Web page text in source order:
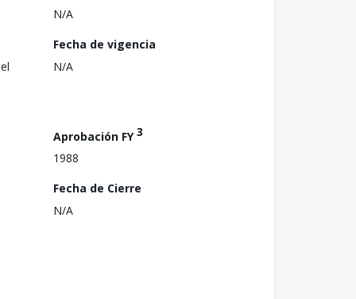
N/A
Fecha de vigencia
N/A
Aprobación FY3
1988
Fecha de Cierre
N/A